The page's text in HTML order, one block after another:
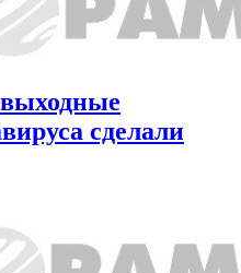
сделали